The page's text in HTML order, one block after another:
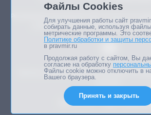
Републикация материалов сайта в печатных
возможна только с письменного
Мнение авторов статей портала может не
Дизайн сайта -
Файлы Cookies
Для улучшения работы сайт
собирать данные, используя
метрические программы. Это
Политике обработки и защиты
в pravmir.ru
Продолжая работу с сайтом, Вы
согласие на обработку
Файлы cookie можно отключить в
Вашего браузера.
Принять и закрыть